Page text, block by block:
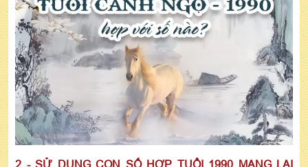
2 - SỬ DỤNG CON SỐ HỢP TUỔI 1990 MANG LẠI